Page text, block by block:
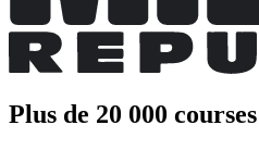
Plus de 20 000 courses